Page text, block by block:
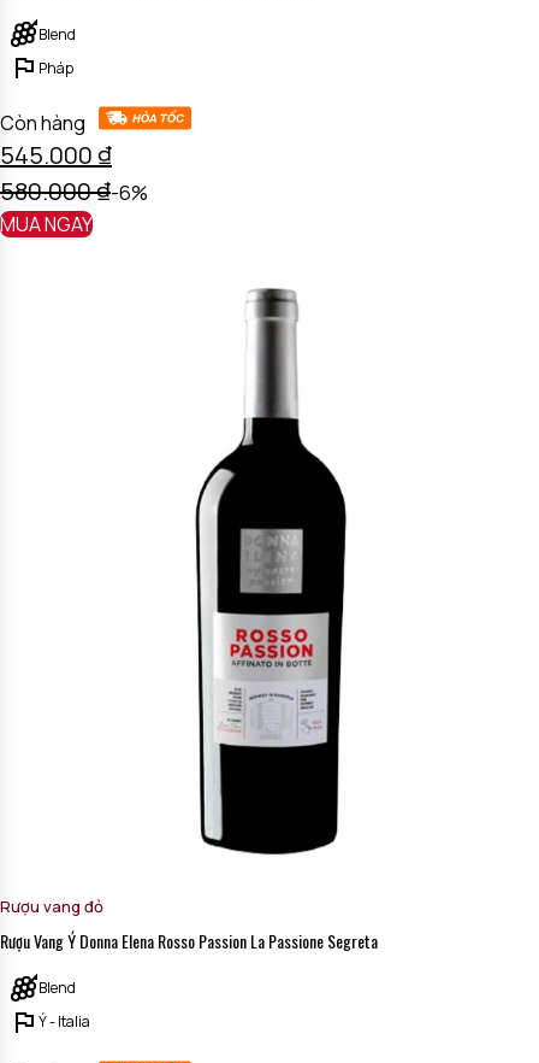
Địa chỉ: 290/D15 Vạn Kiếp, Phường 1, Bình Thạnh, TP.HCM.
Blend
Pháp
Còn hàng
545.000₫
580.000₫-6%
MUA NGAY
Rượu vang đỏ
Rượu Vang Ý Donna Elena Rosso Passion La Passione Segreta
Blend
Ý - Italia